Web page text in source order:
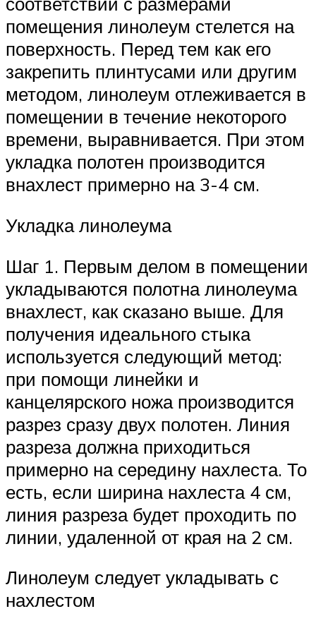
помещения линолеум стелется на
поверхность. Перед тем как его
закрепить плинтусами или другим
методом, линолеум отлеживается в
помещении в течение некоторого
времени, выравнивается. При этом
укладка полотен производится
внахлест примерно на 3-4 см.
Укладка линолеума
Шаг 1. Первым делом в помещении
укладываются полотна линолеума
внахлест, как сказано выше. Для
получения идеального стыка
используется следующий метод:
при помощи линейки и
канцелярского ножа производится
разрез сразу двух полотен. Линия
разреза должна приходиться
примерно на середину нахлеста. То
есть, если ширина нахлеста 4 см,
линия разреза будет проходить по
линии, удаленной от края на 2 см.
Линолеум следует укладывать с
нахлестом